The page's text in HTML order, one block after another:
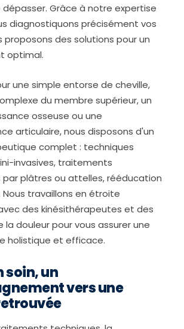
dépasser. Grâce à notre expertise
diagnostiquons précisément vos
proposons des solutions pour un
optimal.
une simple entorse de cheville,
du membre supérieur, un
osseuse ou une
articulaire, nous disposons d'un
complet : techniques
invasives, traitements
plâtres ou attelles, rééducation
Nous travaillons en étroite
des kinésithérapeutes et des
la douleur pour vous assurer une
holistique et efficace.
soin, un
vers une